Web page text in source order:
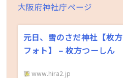
大阪府神社庁ページ
元日、雪のさだ神社【枚方
フォト】 – 枚方つーしん
www.hira2.jp